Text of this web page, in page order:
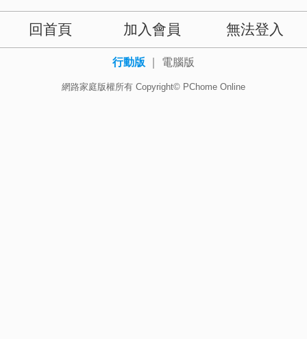
回首頁 加入會員 無法登入
行動版 電腦版
網路家庭版權所有 Copyright© PChome Online